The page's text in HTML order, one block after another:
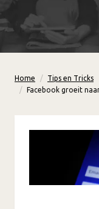
Home
Tips en Tricks
Facebook groeit